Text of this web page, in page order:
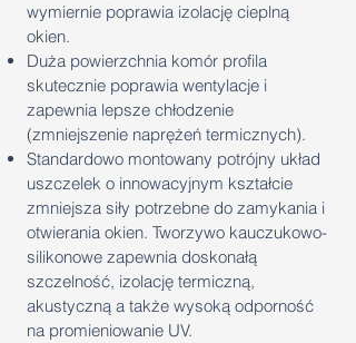
wymiernie poprawia izolację cieplną
okien.
Duża powierzchnia komór profila
skutecznie poprawia wentylacje i
zapewnia lepsze chłodzenie
(zmniejszenie naprężeń termicznych).
Standardowo montowany potrójny układ
uszczelek o innowacyjnym kształcie
zmniejsza siły potrzebne do zamykania i
otwierania okien. Tworzywo kauczukowo-
silikonowe zapewnia doskonałą
szczelność, izolację termiczną,
akustyczną a także wysoką odporność
na promieniowanie UV.